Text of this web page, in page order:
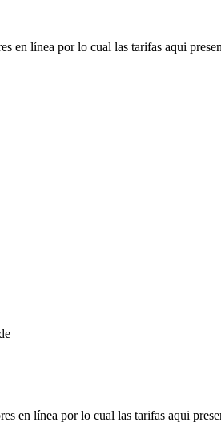
en línea por lo cual las tarifas aqui
en línea por lo cual las tarifas aqui